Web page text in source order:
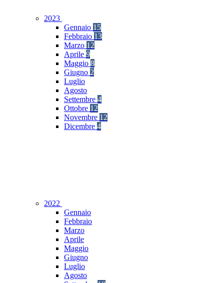
2023
Gennaio 15
Febbraio 13
Marzo 12
Aprile 9
Maggio 8
Giugno 2
Luglio
Agosto
Settembre 4
Ottobre 12
Novembre 12
Dicembre 4
2022
Gennaio
Febbraio
Marzo
Aprile
Maggio
Giugno
Luglio
Agosto